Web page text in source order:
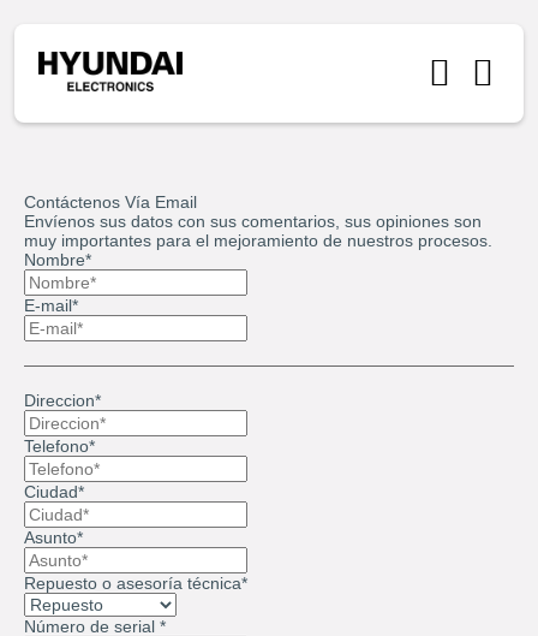
Contáctenos Vía Email
Envíenos sus datos con sus comentarios, sus opiniones son
muy importantes para el mejoramiento de nuestros procesos.
Nombre*
E-mail*
Direccion*
Telefono*
Ciudad*
Asunto*
Repuesto o asesoría técnica*
Número de serial *